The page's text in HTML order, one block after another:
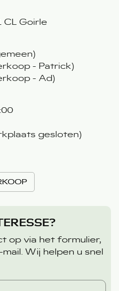
CL Goirle
- Patrick)
- Ad)
gesloten)
op via het formulier,
Wij helpen u snel